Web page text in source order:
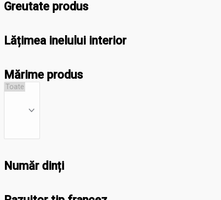
Greutate produs
Lățimea inelului interior
Mărime produs
Număr dinți